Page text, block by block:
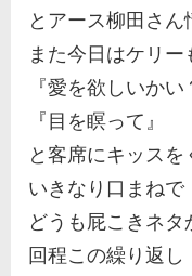
とアース柳田さ
また今日はケリー
『愛を欲しいかい
『目を瞑って』
と客席にキッスを
いきなり口まねで
どうも屁こきネ
回程この繰り返し